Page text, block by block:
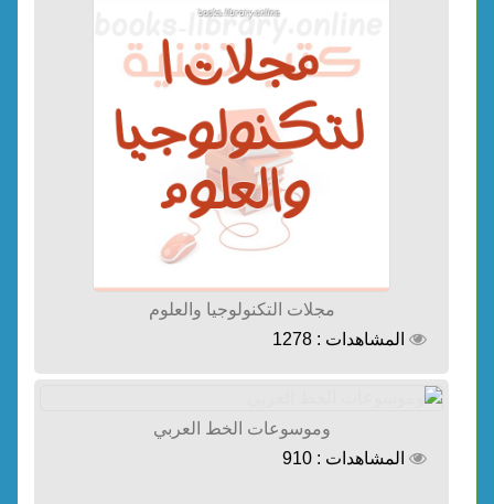
مجلات التكنولوجيا والعلوم
المشاهدات : 1278
وموسوعات الخط العربي
المشاهدات : 910